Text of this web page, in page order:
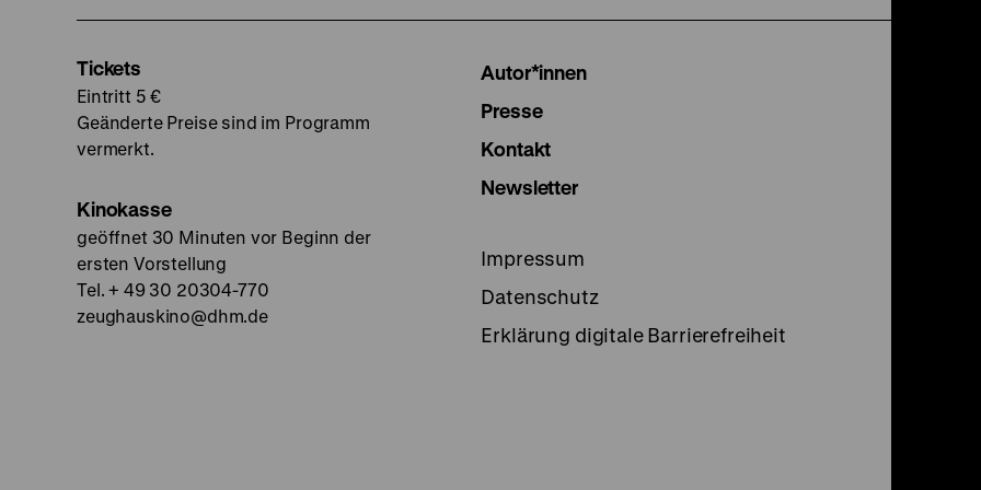
Tickets
Eintritt 5 €
Geänderte Preise sind im Programm
vermerkt.
Kinokasse
geöffnet 30 Minuten vor Beginn der
ersten Vorstellung
Tel. + 49 30 20304-770
zeughauskino@dhm.de
Autor*innen
Presse
Kontakt
Newsletter
Impressum
Datenschutz
Erklärung digitale Barrierefreiheit